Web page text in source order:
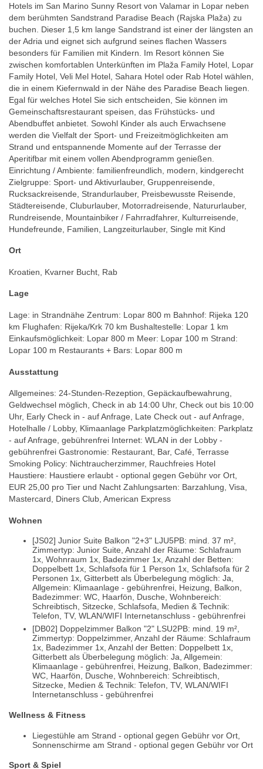
Hotels im San Marino Sunny Resort von Valamar in Lopar neben
dem berühmten Sandstrand Paradise Beach (Rajska Plaža) zu
buchen. Dieser 1,5 km lange Sandstrand ist einer der längsten an
der Adria und eignet sich aufgrund seines flachen Wassers
besonders für Familien mit Kindern. Im Resort können Sie
zwischen komfortablen Unterkünften im Plaža Family Hotel, Lopar
Family Hotel, Veli Mel Hotel, Sahara Hotel oder Rab Hotel wählen,
die in einem Kiefernwald in der Nähe des Paradise Beach liegen.
Egal für welches Hotel Sie sich entscheiden, Sie können im
Gemeinschaftsrestaurant speisen, das Frühstücks- und
Abendbuffet anbietet. Sowohl Kinder als auch Erwachsene
werden die Vielfalt der Sport- und Freizeitmöglichkeiten am
Strand und entspannende Momente auf der Terrasse der
Aperitifbar mit einem vollen Abendprogramm genießen.
Einrichtung / Ambiente: familienfreundlich, modern, kindgerecht
Zielgruppe: Sport- und Aktivurlauber, Gruppenreisende,
Rucksackreisende, Strandurlauber, Preisbewusste Reisende,
Städtereisende, Cluburlauber, Motorradreisende, Natururlauber,
Rundreisende, Mountainbiker / Fahrradfahrer, Kulturreisende,
Hundefreunde, Familien, Langzeiturlauber, Single mit Kind
Ort
Kroatien, Kvarner Bucht, Rab
Lage
Lage: in Strandnähe Zentrum: Lopar 800 m Bahnhof: Rijeka 120
km Flughafen: Rijeka/Krk 70 km Bushaltestelle: Lopar 1 km
Einkaufsmöglichkeit: Lopar 800 m Meer: Lopar 100 m Strand:
Lopar 100 m Restaurants + Bars: Lopar 800 m
Ausstattung
Allgemeines: 24-Stunden-Rezeption, Gepäckaufbewahrung,
Geldwechsel möglich, Check in ab 14:00 Uhr, Check out bis 10:00
Uhr, Early Check in - auf Anfrage, Late Check out - auf Anfrage,
Hotelhalle / Lobby, Klimaanlage Parkplatzmöglichkeiten: Parkplatz
- auf Anfrage, gebührenfrei Internet: WLAN in der Lobby -
gebührenfrei Gastronomie: Restaurant, Bar, Café, Terrasse
Smoking Policy: Nichtraucherzimmer, Rauchfreies Hotel
Haustiere: Haustiere erlaubt - optional gegen Gebühr vor Ort,
EUR 25,00 pro Tier und Nacht Zahlungsarten: Barzahlung, Visa,
Mastercard, Diners Club, American Express
Wohnen
[JS02] Junior Suite Balkon "2+3" LJU5PB: mind. 37 m²,
Zimmertyp: Junior Suite, Anzahl der Räume: Schlafraum
1x, Wohnraum 1x, Badezimmer 1x, Anzahl der Betten:
Doppelbett 1x, Schlafsofa für 1 Person 1x, Schlafsofa für 2
Personen 1x, Gitterbett als Überbelegung möglich: Ja,
Allgemein: Klimaanlage - gebührenfrei, Heizung, Balkon,
Badezimmer: WC, Haarfön, Dusche, Wohnbereich:
Schreibtisch, Sitzecke, Schlafsofa, Medien & Technik:
Telefon, TV, WLAN/WIFI Internetanschluss - gebührenfrei
[DB02] Doppelzimmer Balkon "2" LSU2PB: mind. 19 m²,
Zimmertyp: Doppelzimmer, Anzahl der Räume: Schlafraum
1x, Badezimmer 1x, Anzahl der Betten: Doppelbett 1x,
Gitterbett als Überbelegung möglich: Ja, Allgemein:
Klimaanlage - gebührenfrei, Heizung, Balkon, Badezimmer:
WC, Haarfön, Dusche, Wohnbereich: Schreibtisch,
Sitzecke, Medien & Technik: Telefon, TV, WLAN/WIFI
Internetanschluss - gebührenfrei
Wellness & Fitness
Liegestühle am Strand - optional gegen Gebühr vor Ort,
Sonnenschirme am Strand - optional gegen Gebühr vor Ort
Sport & Spiel